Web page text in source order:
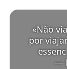
«Não
por
—